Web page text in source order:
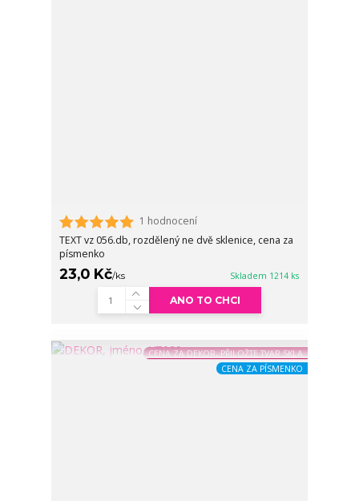
1 hodnocení
TEXT vz 056.db, rozdělený ne dvě sklenice, cena za
písmenko
23,0 Kč/ks Skladem 1214 ks
ANO TO CHCI
CENA ZA DEKOR, PŘILOŽTE TVAR SKLA
CENA ZA PÍSMENKO